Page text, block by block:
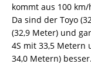
kommt aus 100
Da sind der Toyo
(32,9 Meter) und
4S mit 33,5 Metern
34,0 Metern) besser.